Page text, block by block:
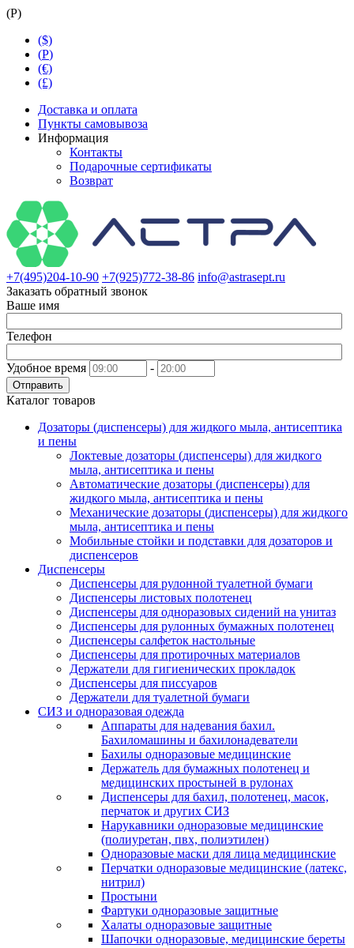
(Р)
($)
(Р)
(€)
(£)
Доставка и оплата
Пункты самовывоза
Информация
Контакты
Подарочные сертификаты
Возврат
+7(495)204-10-90 +7(925)772-38-86 info@astrasept.ru
Заказать обратный звонок
Ваше имя
Телефон
Удобное время -
Отправить
Каталог товаров
Дозаторы (диспенсеры) для жидкого мыла, антисептика
и пены
Локтевые дозаторы (диспенсеры) для жидкого
мыла, антисептика и пены
Автоматические дозаторы (диспенсеры) для
жидкого мыла, антисептика и пены
Механические дозаторы (диспенсеры) для жидкого
мыла, антисептика и пены
Мобильные стойки и подставки для дозаторов и
диспенсеров
Диспенсеры
Диспенсеры для рулонной туалетной бумаги
Диспенсеры листовых полотенец
Диспенсеры для одноразовых сидений на унитаз
Диспенсеры для рулонных бумажных полотенец
Диспенсеры салфеток настольные
Диспенсеры для протирочных материалов
Держатели для гигиенических прокладок
Диспенсеры для писсуаров
Держатели для туалетной бумаги
СИЗ и одноразовая одежда
Аппараты для надевания бахил.
Бахиломашины и бахилонадеватели
Бахилы одноразовые медицинские
Держатель для бумажных полотенец и
медицинских простыней в рулонах
Диспенсеры для бахил, полотенец, масок,
перчаток и других СИЗ
Нарукавники одноразовые медицинские
(полиуретан, пвх, полиэтилен)
Одноразовые маски для лица медицинские
Перчатки одноразовые медицинские (латекс,
нитрил)
Простыни
Фартуки одноразовые защитные
Халаты одноразовые защитные
Шапочки одноразовые, медицинские береты